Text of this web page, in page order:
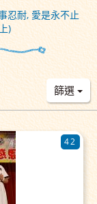
忍耐, 愛是永不止
)
篩選
42